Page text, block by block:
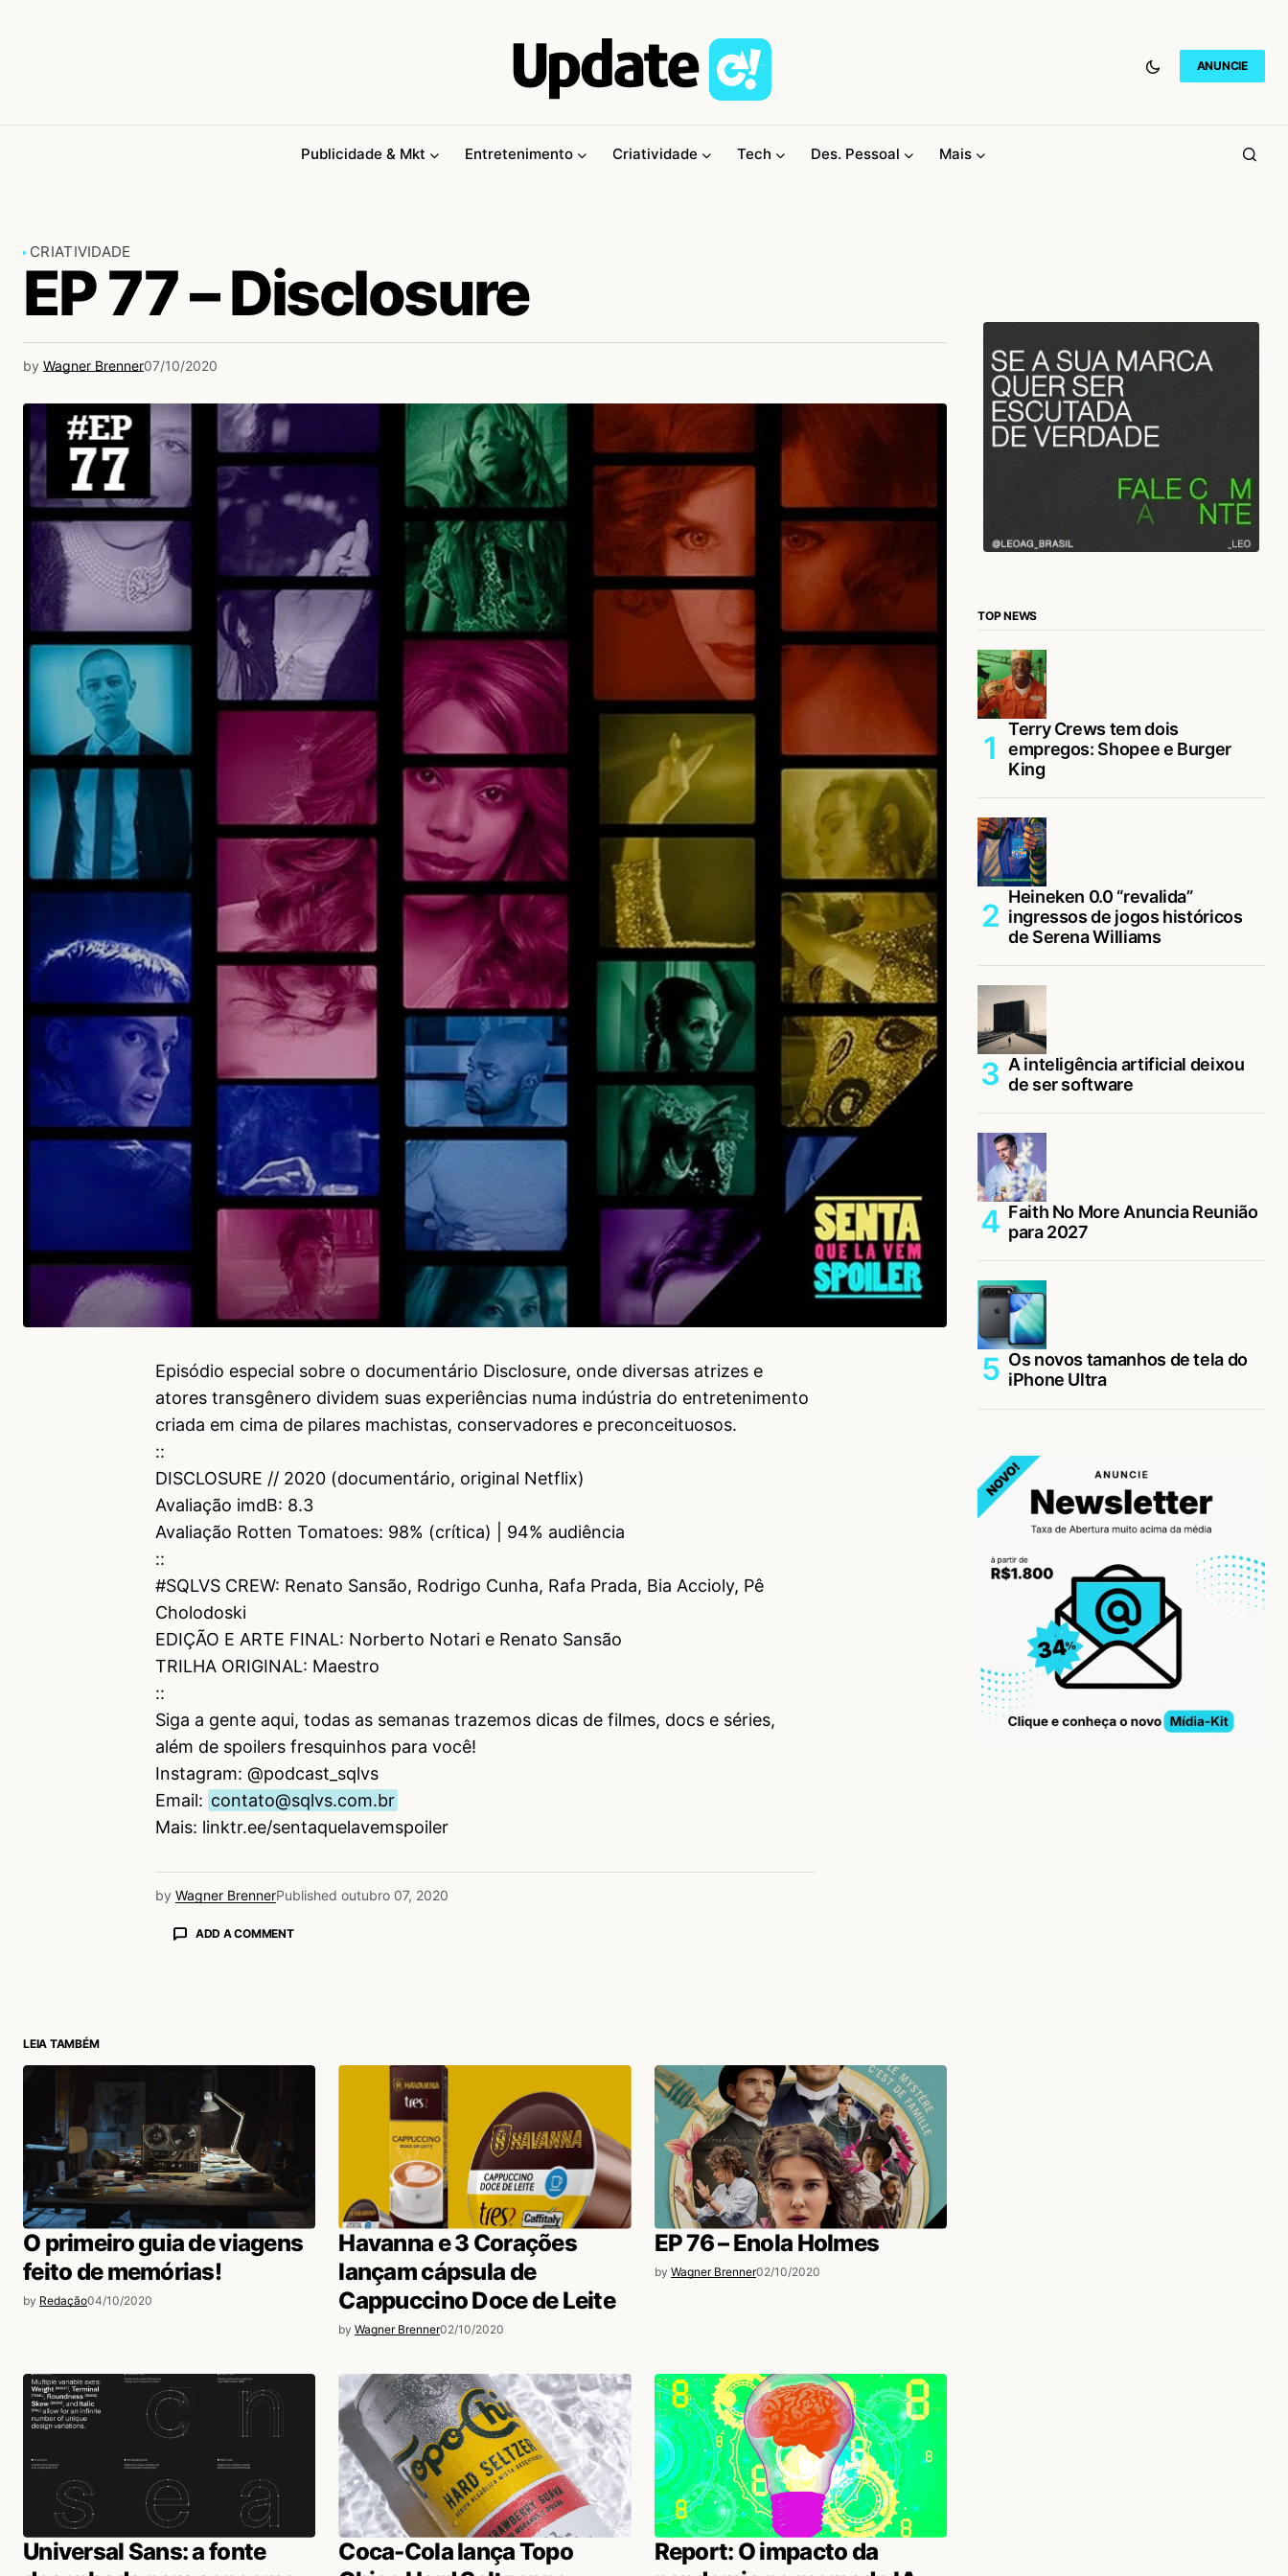
ANUNCIE
Publicidade & Mkt Entretenimento Criatividade Tech Des. Pessoal Mais
CRIATIVIDADE
EP 77 – Disclosure
by Wagner Brenner07/10/2020
Episódio especial sobre o documentário Disclosure, onde diversas atrizes e
atores transgênero dividem suas experiências numa indústria do entretenimento
criada em cima de pilares machistas, conservadores e preconceituosos.
::
DISCLOSURE // 2020 (documentário, original Netflix)
Avaliação imdB: 8.3
Avaliação Rotten Tomatoes: 98% (crítica) | 94% audiência
::
#SQLVS CREW: Renato Sansão, Rodrigo Cunha, Rafa Prada, Bia Accioly, Pê
Cholodoski
EDIÇÃO E ARTE FINAL: Norberto Notari e Renato Sansão
TRILHA ORIGINAL: Maestro
::
Siga a gente aqui, todas as semanas trazemos dicas de filmes, docs e séries,
além de spoilers fresquinhos para você!
Instagram: @podcast_sqlvs
Email: contato@sqlvs.com.br
Mais: linktr.ee/sentaquelavemspoiler
by Wagner BrennerPublished outubro 07, 2020
ADD A COMMENT
LEIA TAMBÉM
O primeiro guia de viagens
feito de memórias!
by Redação04/10/2020
Havanna e 3 Corações
lançam cápsula de
Cappuccino Doce de Leite
by Wagner Brenner02/10/2020
EP 76 – Enola Holmes
by Wagner Brenner02/10/2020
Universal Sans: a fonte
Coca-Cola lança Topo
Report: O impacto da
TOP NEWS
Terry Crews tem dois
empregos: Shopee e Burger
King
Heineken 0.0 “revalida”
ingressos de jogos históricos
de Serena Williams
A inteligência artificial deixou
de ser software
Faith No More Anuncia Reunião
para 2027
Os novos tamanhos de tela do
iPhone Ultra